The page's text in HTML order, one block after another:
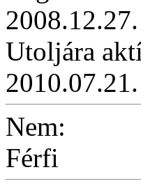
Utoljára
Nem:
Férfi